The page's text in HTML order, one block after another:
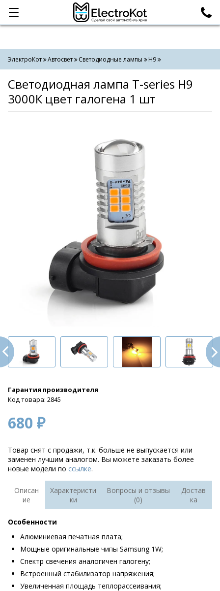
Категории Поиск
ЭлектроКот Автосвет Светодиодные лампы H9
Светодиодная лампа T-series H9
3000К цвет галогена 1 шт
Гарантия производителя
Код товара: 2845
680 ₽
Товар снят с продажи, т.к. больше не выпускается или
заменен лучшим аналогом. Вы можете заказать более
новые модели по ссылке.
Описан
ие
Характеристи
ки
Вопросы и отзывы
(0)
Достав
ка
Особенности
Алюминиевая печатная плата;
Мощные оригинальные чипы Samsung 1W;
Спектр свечения аналогичен галогену;
Встроенный стабилизатор напряжения;
Увеличенная площадь теплорассеивания;